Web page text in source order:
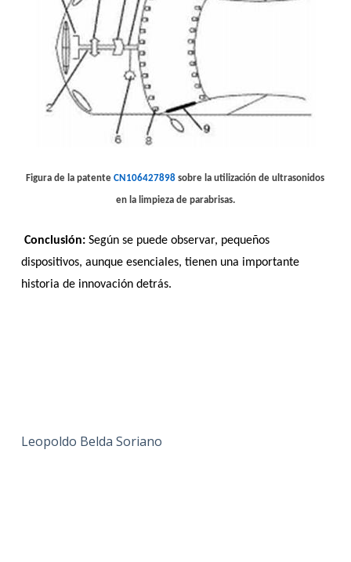
Figura de la patenteCN106427898 sobre la utilización de ultrasonidos
en la limpieza de parabrisas.
Conclusión: Según se puede observar, pequeños
dispositivos, aunque esenciales, tienen una importante
historia de innovación detrás.
Leopoldo Belda Soriano